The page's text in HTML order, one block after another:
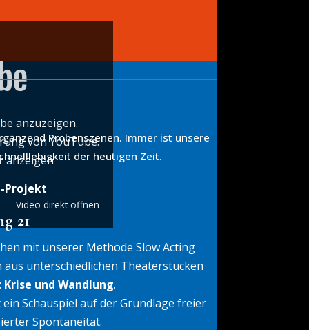
anzuzeigen.
von YouTube.
anzeigen
Video direkt öffnen
Probenszenen. Immer ist unsere
der heutigen Zeit.
Projekt
21
mit unserer Methode Slow Acting
aus unterschiedlichen Theaterstücken
Krise und Wandlung.
ein Schauspiel auf der Grundlage freier
Spontaneität.